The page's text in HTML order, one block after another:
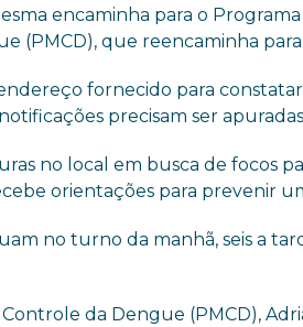
encaminha para o
(PMCD), que reencaminha para
fornecido para
precisam ser
no local em busca de focos
orientações para prevenir
no turno da manhã, seis a
da Dengue (PMCD),